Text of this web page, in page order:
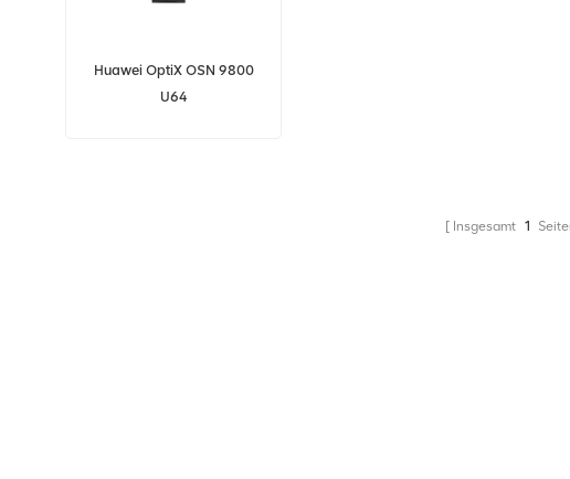
Huawei OptiX OSN 9800
U64
Insgesamt 1